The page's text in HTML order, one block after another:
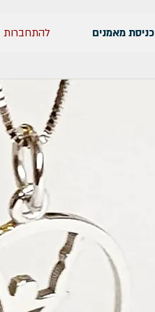
כניסת מאמנים להתחברות